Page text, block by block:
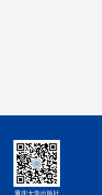
重庆大学出版社